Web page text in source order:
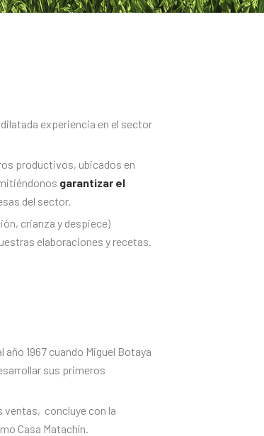
dilatada experiencia en el sector
productivos, ubicados en
garantizar el
del sector.
crianza y despiece)
elaboraciones y recetas.
1967 cuando Miguel Botaya
sus primeros
ventas, concluye con la
Casa Matachín.